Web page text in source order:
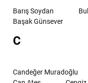
Barış Soydan
Başak Günsever
C
Candeğer Muradoğlu